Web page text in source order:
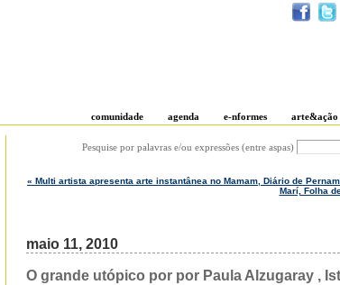
comunidade agenda e-nformes arte&ação
Pesquise por palavras e/ou expressões (entre aspas)
« Multi artista apresenta arte instantânea no Mamam, Diário de
Marí, Folha
maio 11, 2010
O grande utópico por por Paula Alzugaray ,